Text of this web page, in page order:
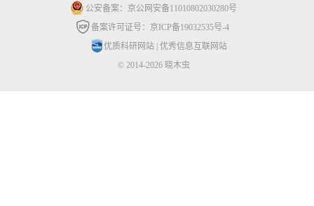
公安备案：京公网安备11010802030280号
备案许可证号：京ICP备19032535号-4
优质科研网站| 优秀信息互联网站
© 2014-2026 晓木虫